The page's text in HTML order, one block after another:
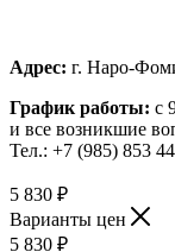
Адрес: г. Наро-
График работы: с
и все возникшие
Тел.: +7 (985) 853
5 830 ₽
Варианты цен
5 830 ₽